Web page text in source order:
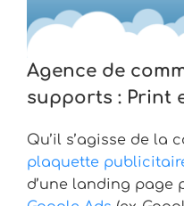
Agence de
supports : Print
Qu’il s’agisse de la
plaquette
d’une landing page